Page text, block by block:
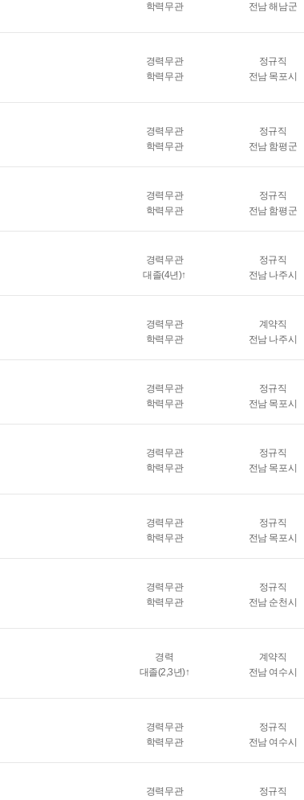
학력무관
전남 해남군
경력무관
학력무관
정규직
전남 목포시
경력무관
학력무관
정규직
전남 함평군
경력무관
학력무관
정규직
전남 함평군
경력무관
대졸(4년)↑
정규직
전남 나주시
경력무관
학력무관
계약직
전남 나주시
경력무관
학력무관
정규직
전남 목포시
경력무관
학력무관
정규직
전남 목포시
경력무관
학력무관
정규직
전남 목포시
경력무관
학력무관
정규직
전남 순천시
경력
대졸(2,3년)↑
계약직
전남 여수시
경력무관
학력무관
정규직
전남 여수시
경력무관
정규직